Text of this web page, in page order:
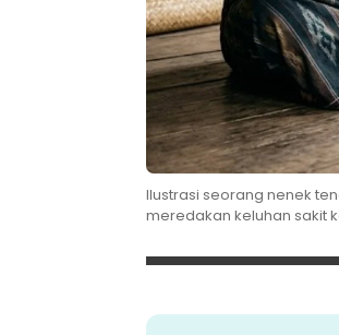
Ilustrasi seorang nenek
meredakan keluhan sakit